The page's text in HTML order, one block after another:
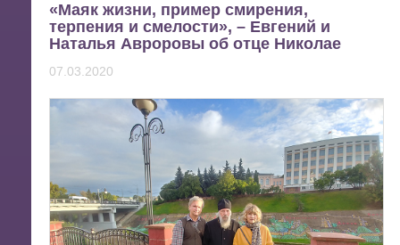
«Маяк жизни, пример смирения,
терпения и смелости», – Евгений и
Наталья Авроровы об отце Николае
07.03.2020